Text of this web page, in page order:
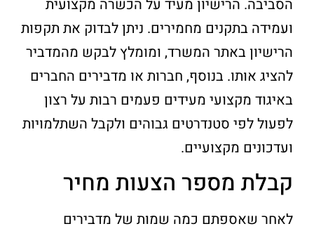
הסביבה. הרישיון מעיד על הכשרה מקצועית
ועמידה בתקנים מחמירים. ניתן לבדוק את תקפות
הרישיון באתר המשרד, ומומלץ לבקש מהמדביר
להציג אותו. בנוסף, חברות או מדבירים החברים
באיגוד מקצועי מעידים פעמים רבות על רצון
לפעול לפי סטנדרטים גבוהים ולקבל השתלמויות
ועדכונים מקצועיים.
קבלת מספר הצעות מחיר
לאחר שאספתם כמה שמות של מדבירים